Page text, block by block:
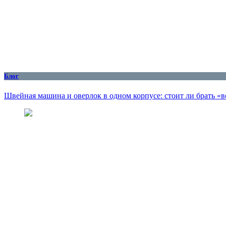
Блог
Швейная машина и оверлок в одном корпусе: стоит ли брать